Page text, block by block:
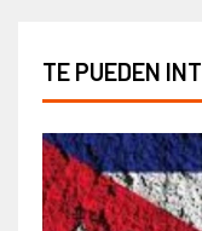
TE PUEDEN